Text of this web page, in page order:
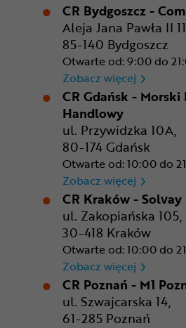
CR Bydgoszcz -
Aleja Jana Pawła II
85-140 Bydgoszcz
Otwarte od: 9:00 do
Zobacz więcej CR
CR Gdańsk - Morski
Handlowy
ul. Przywidzka 10A,
80-174 Gdańsk
Otwarte od: 10:00 do
Zobacz więcej CR
CR Kraków - Solvay
ul. Zakopiańska 105,
30-418 Kraków
Otwarte od: 10:00 do
Zobacz więcej CR
CR Poznań - M1
ul. Szwajcarska 14,
61-285 Poznań